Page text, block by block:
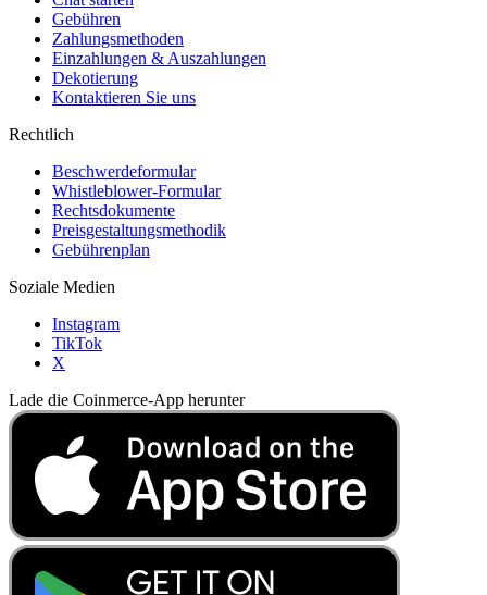
Gebühren
Zahlungsmethoden
Einzahlungen & Auszahlungen
Dekotierung
Kontaktieren Sie uns
Rechtlich
Beschwerdeformular
Whistleblower-Formular
Rechtsdokumente
Preisgestaltungsmethodik
Gebührenplan
Soziale Medien
Instagram
TikTok
X
Lade die Coinmerce-App herunter